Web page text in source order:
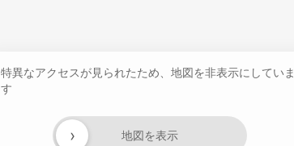
特異なアクセスが見られたため、地図を非表示にしていま
す
地図を表示
›